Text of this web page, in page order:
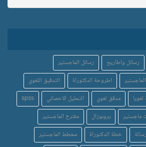
رسائل واطاريح
رسائل الماجستير
اطروحة الدكتوراة
التدقيق اللغوي
مدقق لغوي التحليل الاحصائي
spss
بروبوزال
مقترح الماجستير
خطة الدكتوراة
مخطط الماجستير